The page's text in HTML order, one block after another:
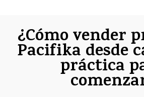
¿Cómo vender
Pacifika desde
práctica